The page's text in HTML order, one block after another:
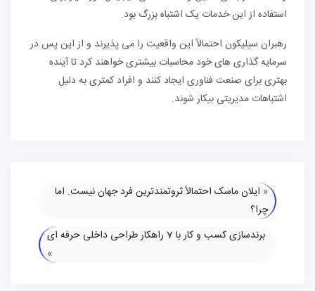
استفاده از این خدمات یک اشتباه بزرگ بود.
رهبران سیلیکون احتمالاً این واقعیت را می پذیرند و از این پس در
سرمایه گذاری های خود محاسبات بیشتری خواهند کرد تا آینده
بهتری برای صنعت فناوری ایجاد کنند و افراد کمتری به دلیل
اشتباهات مدیریتی بیکار شوند.
« ایلان ماسک احتمالاً ثروتمندترین فرد جهان نیست. اما
چرا؟
برندسازی کسب و کار با 7 راهکار طراحی داخلی حرفه ای
»